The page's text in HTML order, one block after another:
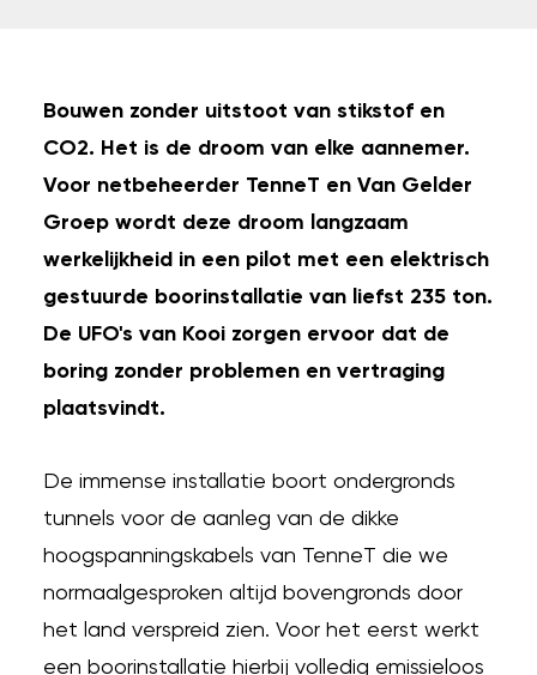
Bouwen zonder uitstoot van stikstof en
CO2. Het is de droom van elke aannemer.
Voor netbeheerder TenneT en Van Gelder
Groep wordt deze droom langzaam
werkelijkheid in een pilot met een elektrisch
gestuurde boorinstallatie van liefst 235 ton.
De UFO's van Kooi zorgen ervoor dat de
boring zonder problemen en vertraging
plaatsvindt.
De immense installatie boort ondergronds
tunnels voor de aanleg van de dikke
hoogspanningskabels van TenneT die we
normaalgesproken altijd bovengronds door
het land verspreid zien. Voor het eerst werkt
een boorinstallatie hierbij volledig emissieloos